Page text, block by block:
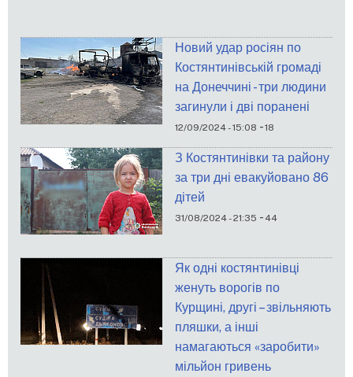
Новий удар росіян по
Костянтинівській громаді
на Донеччині - три людини
загинули і дві поранені
12/09/2024 - 15:08 -18
З Костянтинівки та району
за три дні евакуйовано 86
дітей
31/08/2024 - 21:35 - 44
Як одні костянтинівці
женуть ворогів по
Курщині, другі – звільняють
пляшки, а інші
намагаються «заробити»
мільйон гривень